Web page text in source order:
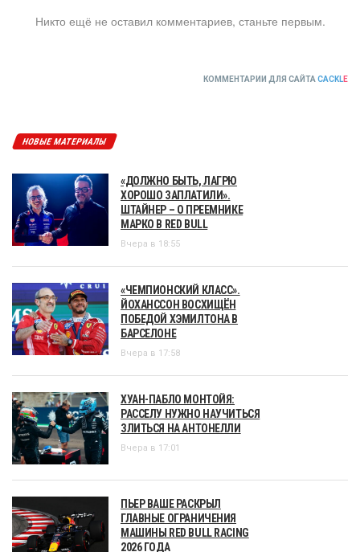
Никто ещё не оставил комментариев, станьте первым.
КОММЕНТАРИИ ДЛЯ САЙТАCACKLE
НОВЫЕ МАТЕРИАЛЫ
«ДОЛЖНО БЫТЬ, ЛАГРЮ
ХОРОШО ЗАПЛАТИЛИ».
ШТАЙНЕР – О ПРЕЕМНИКЕ
МАРКО В RED BULL
Вчера в 18:55
«ЧЕМПИОНСКИЙ КЛАСС».
ЙОХАНССОН ВОСХИЩЁН
ПОБЕДОЙ ХЭМИЛТОНА В
БАРСЕЛОНЕ
Вчера в 17:58
ХУАН-ПАБЛО МОНТОЙЯ:
РАССЕЛУ НУЖНО НАУЧИТЬСЯ
ЗЛИТЬСЯ НА АНТОНЕЛЛИ
Вчера в 17:01
ПЬЕР ВАШЕ РАСКРЫЛ
ГЛАВНЫЕ ОГРАНИЧЕНИЯ
МАШИНЫ RED BULL RACING
2026 ГОДА